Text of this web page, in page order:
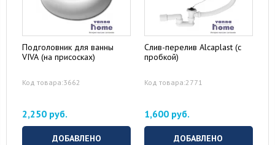
Подголовник для ванны
VIVA (на присосках)
Код товара:3662
2,250 руб.
ДОБАВЛЕНО
Слив-перелив Alcaplast (с
пробкой)
Код товара:2771
1,600 руб.
ДОБАВЛЕНО